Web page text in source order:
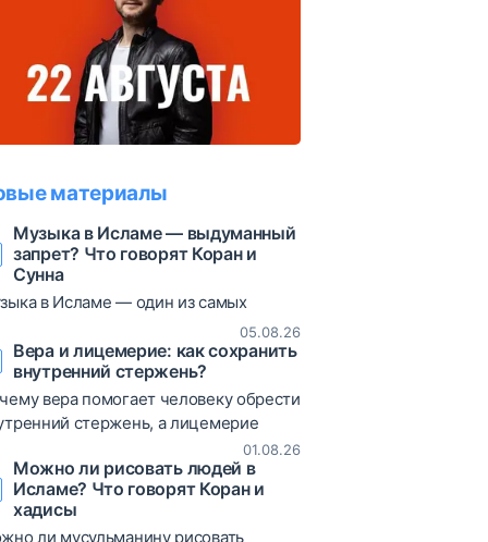
материалы
Музыка в Исламе — выдуманный
запрет? Что говорят Коран и
Сунна
в Исламе — один из самых
коранические аяты, хадисы
богословские мнения,
объективно взглянуть на
вопрос.
05.08.26
Вера и лицемерие: как сохранить
внутренний стержень?
вера помогает человеку обрести
стержень, а лицемерие
к постоянным сомнениям и
В статье рассматриваются
Корана, хадисы и богословские
о природе лицемерия,
01.08.26
Можно ли рисовать людей в
Исламе? Что говорят Коран и
хадисы
ли мусульманину рисовать